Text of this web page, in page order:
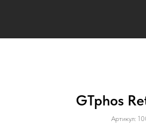
GTphos
Артикул: